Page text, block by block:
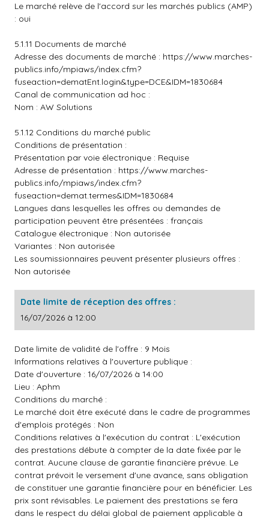
Le marché relève de l'accord sur les marchés publics (AMP)
: oui
5.1.11 Documents de marché
Adresse des documents de marché : https://www.marches-
publics.info/mpiaws/index.cfm?
fuseaction=dematEnt.login&type=DCE&IDM=1830684
Canal de communication ad hoc :
Nom : AW Solutions
5.1.12 Conditions du marché public
Conditions de présentation :
Présentation par voie électronique : Requise
Adresse de présentation : https://www.marches-
publics.info/mpiaws/index.cfm?
fuseaction=demat.termes&IDM=1830684
Langues dans lesquelles les offres ou demandes de
participation peuvent être présentées : français
Catalogue électronique : Non autorisée
Variantes : Non autorisée
Les soumissionnaires peuvent présenter plusieurs offres :
Non autorisée
Date limite de réception des offres :
16/07/2026 à 12:00
Date limite de validité de l'offre : 9 Mois
Informations relatives à l'ouverture publique :
Date d'ouverture : 16/07/2026 à 14:00
Lieu : Aphm
Conditions du marché :
Le marché doit être exécuté dans le cadre de programmes
d'emplois protégés : Non
Conditions relatives à l'exécution du contrat : L'exécution
des prestations débute à compter de la date fixée par le
contrat. Aucune clause de garantie financière prévue. Le
contrat prévoit le versement d'une avance, sans obligation
de constituer une garantie financière pour en bénéficier. Les
prix sont révisables. Le paiement des prestations se fera
dans le respect du délai global de paiement applicable à